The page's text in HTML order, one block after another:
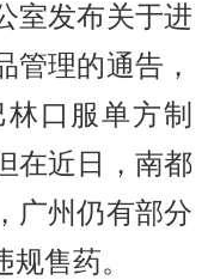
室发布关于进
管理的通告，
口服单方制
在近日，南都
广州仍有部分
售药。